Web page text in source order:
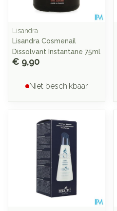
Lisandra
Lisandra Cosmenail
Dissolvant Instantane 75ml
€ 9,90
Niet beschikbaar